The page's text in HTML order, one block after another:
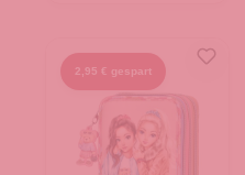
2,95 € gespart